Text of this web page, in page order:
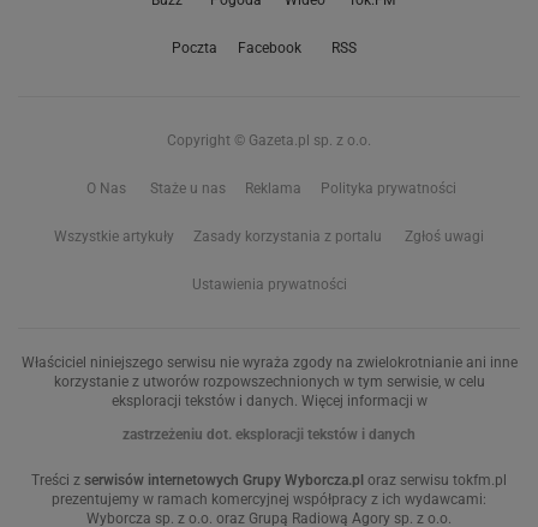
Poczta Facebook RSS
Copyright © Gazeta.pl sp. z o.o.
O Nas Staże u nas Reklama Polityka prywatności
Wszystkie artykuły Zasady korzystania z portalu Zgłoś uwagi
Ustawienia prywatności
Właściciel niniejszego serwisu nie wyraża zgody na zwielokrotnianie ani inne
korzystanie z utworów rozpowszechnionych w tym serwisie, w celu
eksploracji tekstów i danych. Więcej informacji w
zastrzeżeniu dot. eksploracji tekstów i danych
Treści z serwisów internetowych Grupy Wyborcza.pl oraz serwisu tokfm.pl
prezentujemy w ramach komercyjnej współpracy z ich wydawcami:
Wyborcza sp. z o.o. oraz Grupą Radiową Agory sp. z o.o.